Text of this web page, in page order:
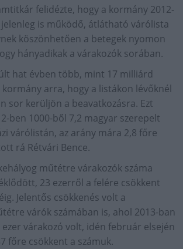
felidézte, hogy a kormány 2012-
is működő, átlátható várólista
köszönhetően a betegek nyomon
hányadikak a várakozók sorában.
hat évben több, mint 17 milliárd
arra, hogy a listákon lévőknél
sor kerüljön a beavatkozásra. Ezt
ben 1000-ből 7,2 magyar szerepelt
várólistán, az arány mára 2,8 főre
rá Rétvári Bence.
műtétre várakozók száma
23 ezerről a felére csökkent
Jelentős csökkenés volt a
várók számában is, ahol 2013-ban
várakozó volt, idén február elsején
főre csökkent a számuk.